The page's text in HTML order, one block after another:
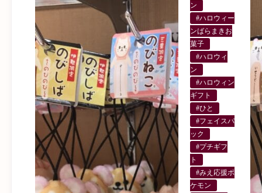
ン
#ハロウィー
ンばらまきお
菓子
#ハロウィ
ン
#ハロウィン
ギフト
#ひと
#フェイスパ
ック
#プチギフ
ト
#みえ応援ポ
ケモン